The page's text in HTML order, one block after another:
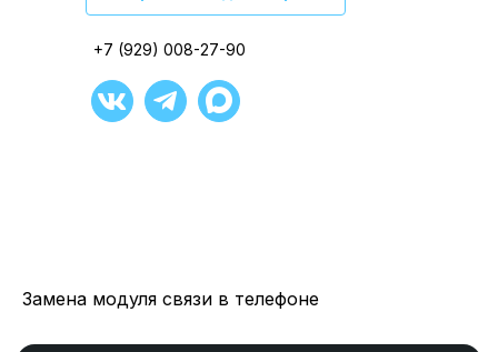
+7 (929) 008-27-90
+7 (929) 008-27-90
+7 (929) 008-27-90
+7 (929) 008-27-90
+7 (929) 008-27-90
Замена модуля связи в телефоне